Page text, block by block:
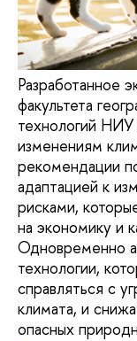
Разработанное
факультета
технологий
изменениям
рекомендации
адаптацией к
рисками,
на экономику и
Одновременно
технологии,
справляться с
климата, и
опасных